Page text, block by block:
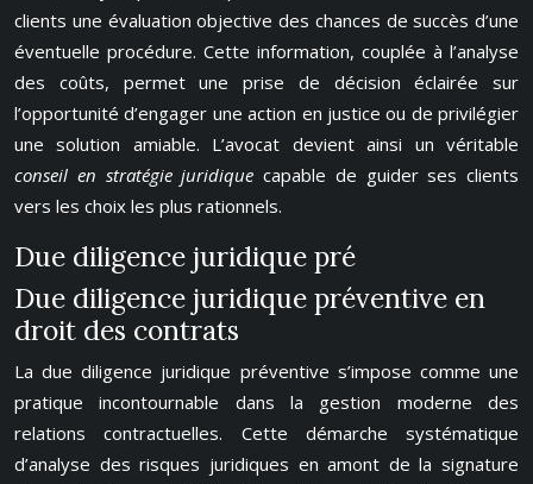
clients une évaluation objective des chances de succès d’une
éventuelle procédure. Cette information, couplée à l’analyse
des coûts, permet une prise de décision éclairée sur
l’opportunité d’engager une action en justice ou de privilégier
une solution amiable. L’avocat devient ainsi un véritable
conseil en stratégie juridique capable de guider ses clients
vers les choix les plus rationnels.
Due diligence juridique pré
Due diligence juridique préventive en
droit des contrats
La due diligence juridique préventive s’impose comme une
pratique incontournable dans la gestion moderne des
relations contractuelles. Cette démarche systématique
d’analyse des risques juridiques en amont de la signature